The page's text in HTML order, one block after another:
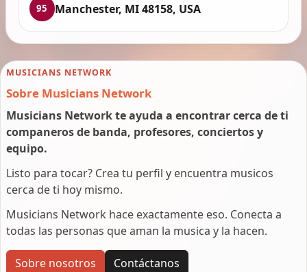
95 Manchester, MI 48158, USA
MUSICIANS NETWORK
Sobre Musicians Network
Musicians Network te ayuda a encontrar cerca de ti
companeros de banda, profesores, conciertos y
equipo.
Listo para tocar? Crea tu perfil y encuentra musicos
cerca de ti hoy mismo.
Musicians Network hace exactamente eso. Conecta a
todas las personas que aman la musica y la hacen.
Sobre nosotros Contáctanos